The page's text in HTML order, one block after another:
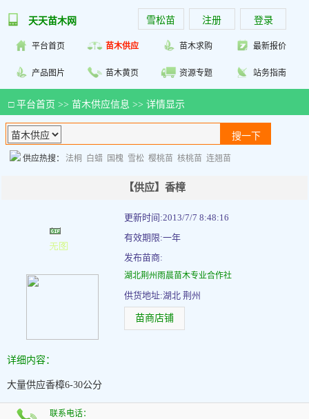
天天苗木网 雪松苗 注册 登录
平台首页 苗木供应 苗木求购 最新报价
产品图片 苗木黄页 资源专题 站务指南
□ 平台首页 >> 苗木供应信息 >> 详情显示
供应热搜： 法桐 白蜡 国槐 雪松 樱桃苗 核桃苗 连翘苗
【供应】香樟
更新时间:2013/7/7 8:48:16
有效期限:一年
发布苗商:
湖北荆州雨晨苗木专业合作社
供货地址:湖北 荆州
苗商店铺
详细内容：
大量供应香樟6-30公分
联系电话：